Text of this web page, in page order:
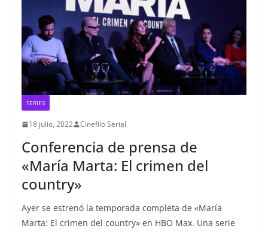
SERIES
18 julio, 2022 Cinefilo Serial
Conferencia de prensa de
«María Marta: El crimen del
country»
Ayer se estrenó la temporada completa de «María
Marta: El crimen del country» en HBO Max. Una serie